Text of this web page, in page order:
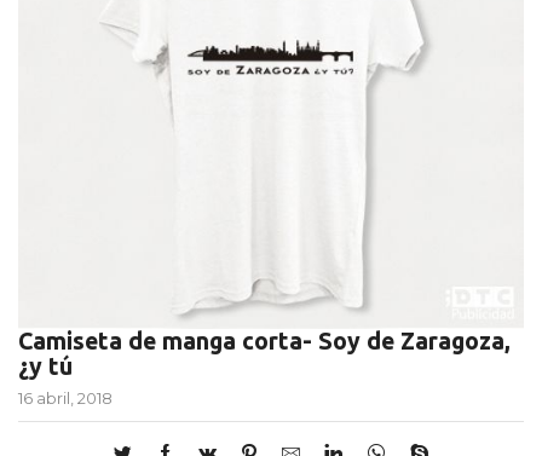
Camiseta de manga corta- Soy de Zaragoza,
¿y tú
16 abril, 2018